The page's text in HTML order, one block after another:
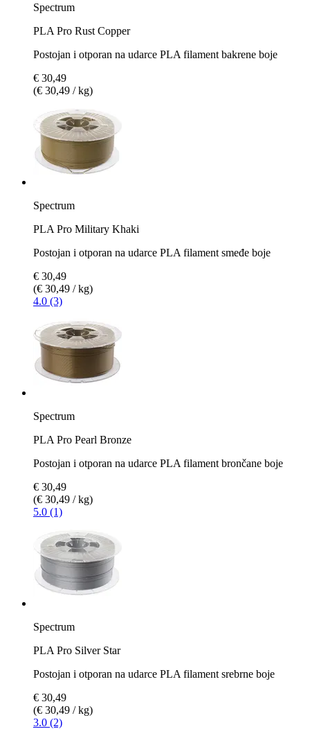
Spectrum
PLA Pro Rust Copper
Postojan i otporan na udarce PLA filament bakrene boje
€ 30,49
(€ 30,49 / kg)
Spectrum
PLA Pro Military Khaki
Postojan i otporan na udarce PLA filament smeđe boje
€ 30,49
(€ 30,49 / kg)
4.0 (3)
Spectrum
PLA Pro Pearl Bronze
Postojan i otporan na udarce PLA filament brončane boje
€ 30,49
(€ 30,49 / kg)
5.0 (1)
Spectrum
PLA Pro Silver Star
Postojan i otporan na udarce PLA filament srebrne boje
€ 30,49
(€ 30,49 / kg)
3.0 (2)